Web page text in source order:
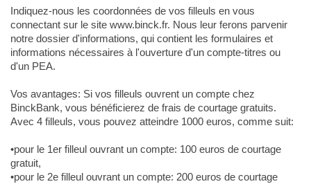
Indiquez-nous les coordonnées de vos filleuls en vous
connectant sur le site www.binck.fr. Nous leur ferons parvenir
notre dossier d'informations, qui contient les formulaires et
informations nécessaires à l'ouverture d'un compte-titres ou
d'un PEA.
Vos avantages: Si vos filleuls ouvrent un compte chez
BinckBank, vous bénéficierez de frais de courtage gratuits.
Avec 4 filleuls, vous pouvez atteindre 1000 euros, comme suit:
•pour le 1er filleul ouvrant un compte: 100 euros de courtage
gratuit,
•pour le 2e filleul ouvrant un compte: 200 euros de courtage